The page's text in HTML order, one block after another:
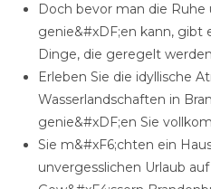
Doch bevor man die
genie&#xDF;en kann, gibt
Dinge, die geregelt
Erleben Sie die idyllische
Wasserlandschaften in
genie&#xDF;en Sie
Sie m&#xF6;chten ein
unvergesslichen Urlaub